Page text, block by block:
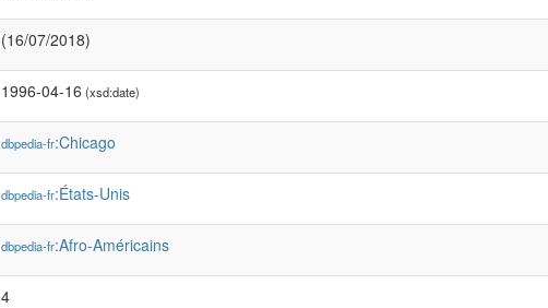
(16/07/2018)
1996-04-16 (xsd:date)
dbpedia-fr:Chicago
dbpedia-fr:États-Unis
dbpedia-fr:Afro-Américains
4